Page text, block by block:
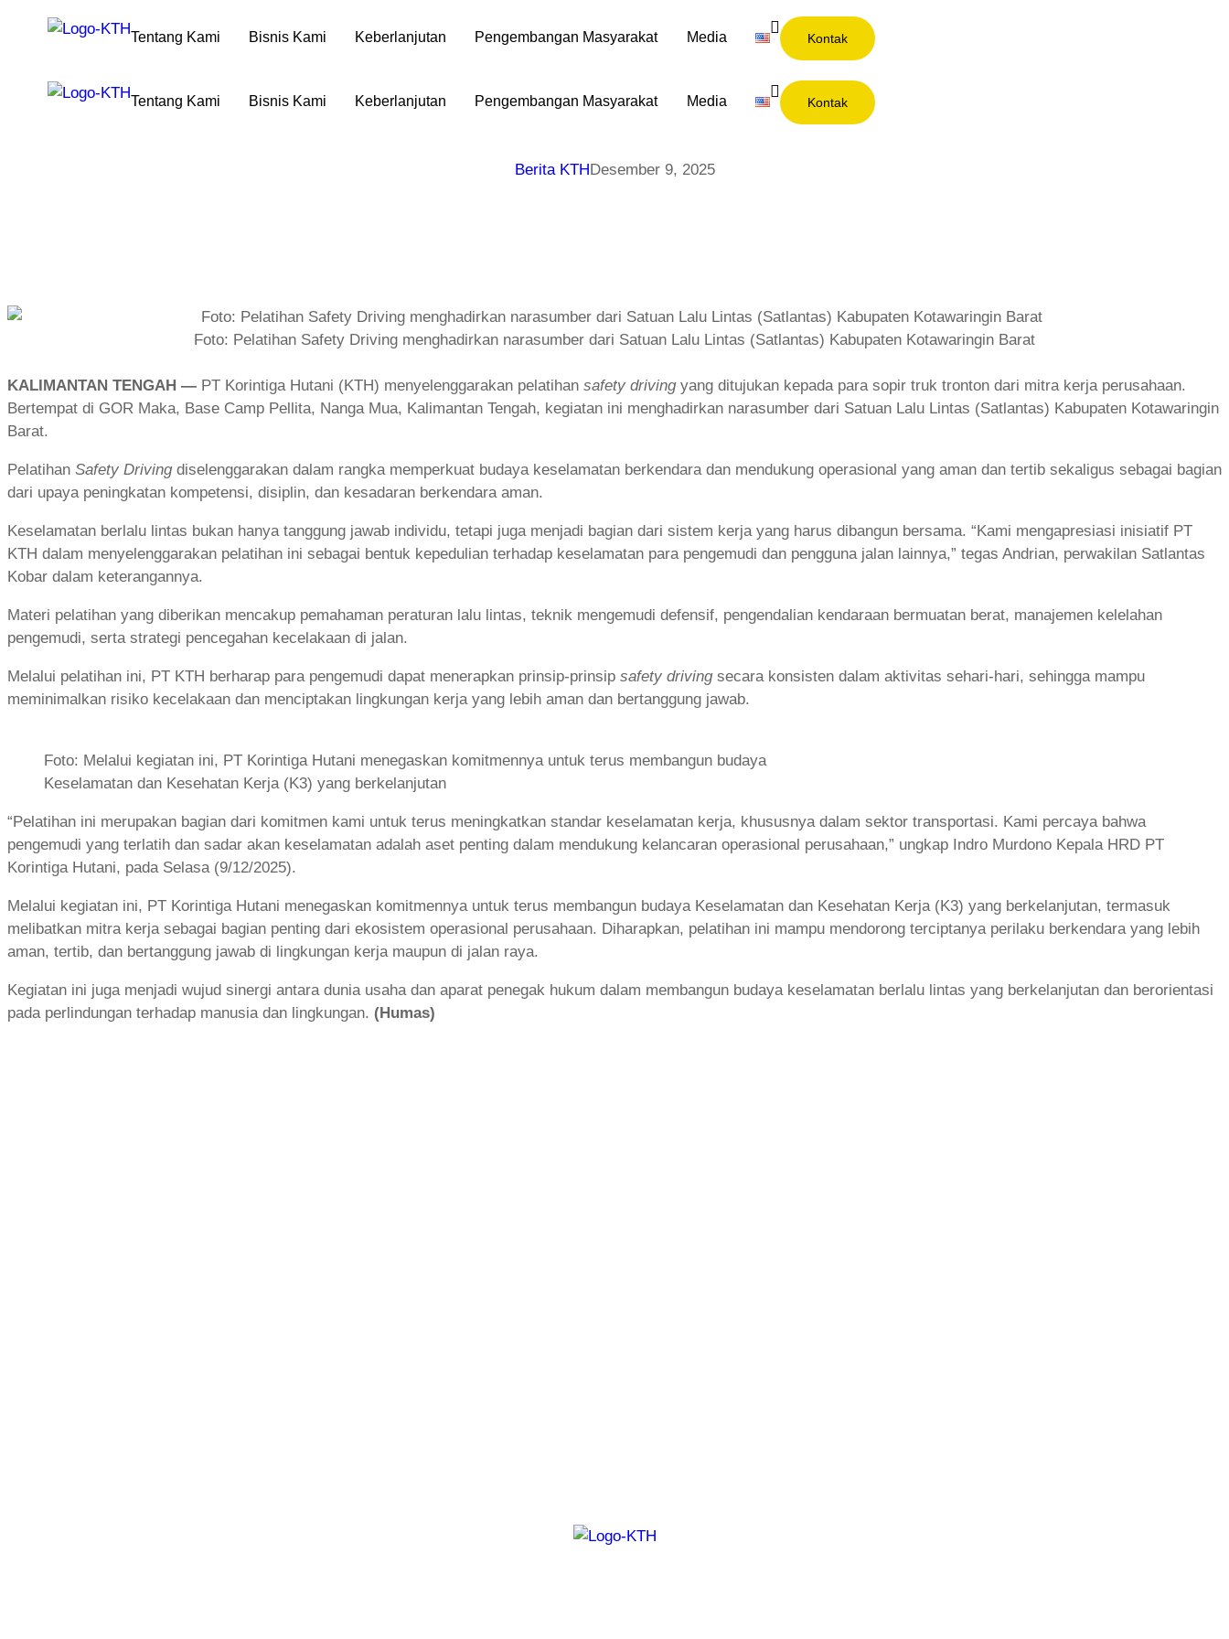
Tentang Kami Bisnis Kami Keberlanjutan Pengembangan Masyarakat Media Kontak
Tentang Kami Bisnis Kami Keberlanjutan Pengembangan Masyarakat Media Kontak
Berita KTHDesember 9, 2025
Foto: Pelatihan Safety Driving menghadirkan narasumber dari Satuan Lalu Lintas (Satlantas) Kabupaten Kotawaringin Barat
KALIMANTAN TENGAH — PT Korintiga Hutani (KTH) menyelenggarakan pelatihan safety drivingyang ditujukan kepada para sopir truk tronton dari mitra kerja perusahaan.
Bertempat di GOR Maka, Base Camp Pellita, Nanga Mua, Kalimantan Tengah, kegiatan ini menghadirkan narasumber dari Satuan Lalu Lintas (Satlantas) Kabupaten Kotawaringin
Barat.
Pelatihan Safety Drivingdiselenggarakan dalam rangka memperkuat budaya keselamatan berkendara dan mendukung operasional yang aman dan tertib sekaligus sebagai bagian
dari upaya peningkatan kompetensi, disiplin, dan kesadaran berkendara aman.
Keselamatan berlalu lintas bukan hanya tanggung jawab individu, tetapi juga menjadi bagian dari sistem kerja yang harus dibangun bersama. “Kami mengapresiasi inisiatif PT
KTH dalam menyelenggarakan pelatihan ini sebagai bentuk kepedulian terhadap keselamatan para pengemudi dan pengguna jalan lainnya,” tegas Andrian, perwakilan Satlantas
Kobar dalam keterangannya.
Materi pelatihan yang diberikan mencakup pemahaman peraturan lalu lintas, teknik mengemudi defensif, pengendalian kendaraan bermuatan berat, manajemen kelelahan
pengemudi, serta strategi pencegahan kecelakaan di jalan.
Melalui pelatihan ini, PT KTH berharap para pengemudi dapat menerapkan prinsip-prinsip safety drivingsecara konsisten dalam aktivitas sehari-hari, sehingga mampu
meminimalkan risiko kecelakaan dan menciptakan lingkungan kerja yang lebih aman dan bertanggung jawab.
Foto: Melalui kegiatan ini, PT Korintiga Hutani menegaskan komitmennya untuk terus membangun budaya
Keselamatan dan Kesehatan Kerja (K3) yang berkelanjutan
“Pelatihan ini merupakan bagian dari komitmen kami untuk terus meningkatkan standar keselamatan kerja, khususnya dalam sektor transportasi. Kami percaya bahwa
pengemudi yang terlatih dan sadar akan keselamatan adalah aset penting dalam mendukung kelancaran operasional perusahaan,” ungkap Indro Murdono Kepala HRD PT
Korintiga Hutani, pada Selasa (9/12/2025).
Melalui kegiatan ini, PT Korintiga Hutani menegaskan komitmennya untuk terus membangun budaya Keselamatan dan Kesehatan Kerja (K3) yang berkelanjutan, termasuk
melibatkan mitra kerja sebagai bagian penting dari ekosistem operasional perusahaan. Diharapkan, pelatihan ini mampu mendorong terciptanya perilaku berkendara yang lebih
aman, tertib, dan bertanggung jawab di lingkungan kerja maupun di jalan raya.
Kegiatan ini juga menjadi wujud sinergi antara dunia usaha dan aparat penegak hukum dalam membangun budaya keselamatan berlalu lintas yang berkelanjutan dan berorientasi
pada perlindungan terhadap manusia dan lingkungan. (Humas)